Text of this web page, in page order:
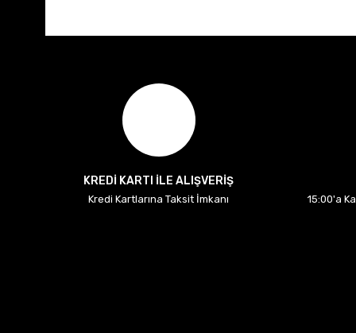
KREDİ KARTI İLE ALIŞVERİŞ
Kredi Kartlarına Taksit İmkanı
15:00'a